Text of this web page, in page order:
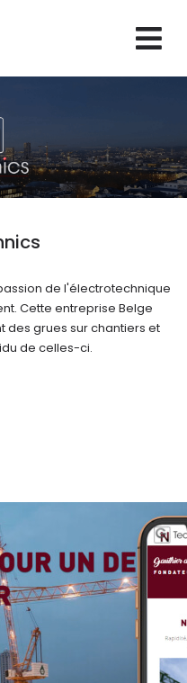
de l'électrotechnique
Cette entreprise Belge
grues sur chantiers et
de celles-ci.
×